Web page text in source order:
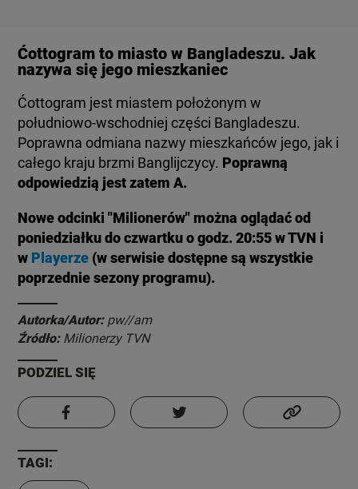
Ćottogram to miasto w Bangladeszu. Jak
nazywa się jego mieszkaniec
Ćottogram jest miastem położonym w
południowo-wschodniej części Bangladeszu.
Poprawna odmiana nazwy mieszkańców jego, jak i
całego kraju brzmi Banglijczycy. Poprawną
odpowiedzią jest zatem A.
Nowe odcinki "Milionerów" można oglądać od
poniedziałku do czwartku o godz. 20:55 w TVN i
w Playerze (w serwisie dostępne są wszystkie
poprzednie sezony programu).
Autorka/Autor: pw//am
Źródło: Milionerzy TVN
PODZIEL SIĘ
TAGI: